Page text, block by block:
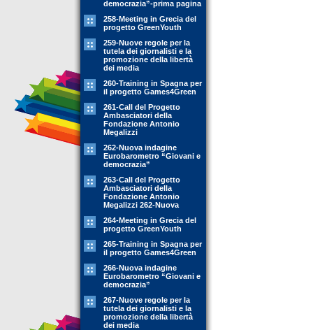
democrazia”-prima pagina
258-Meeting in Grecia del
progetto GreenYouth
259-Nuove regole per la
tutela dei giornalisti e la
promozione della libertà
dei media
260-Training in Spagna per
il progetto Games4Green
261-Call del Progetto
Ambasciatori della
Fondazione Antonio
Megalizzi
262-Nuova indagine
Eurobarometro “Giovani e
democrazia”
263-Call del Progetto
Ambasciatori della
Fondazione Antonio
Megalizzi 262-Nuova
264-Meeting in Grecia del
progetto GreenYouth
265-Training in Spagna per
il progetto Games4Green
266-Nuova indagine
Eurobarometro “Giovani e
democrazia”
267-Nuove regole per la
tutela dei giornalisti e la
promozione della libertà
dei media